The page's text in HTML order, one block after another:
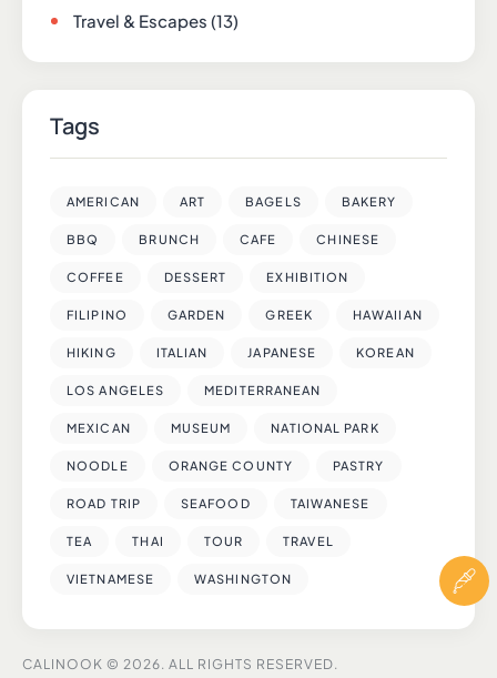
Travel & Escapes (13)
Tags
AMERICAN ART BAGELS BAKERY
BBQ BRUNCH CAFE CHINESE
COFFEE DESSERT EXHIBITION
FILIPINO GARDEN GREEK HAWAIIAN
HIKING ITALIAN JAPANESE KOREAN
LOS ANGELES MEDITERRANEAN
MEXICAN MUSEUM NATIONAL PARK
NOODLE ORANGE COUNTY PASTRY
ROAD TRIP SEAFOOD TAIWANESE
TEA THAI TOUR TRAVEL
VIETNAMESE WASHINGTON
CALINOOK © 2026. ALL RIGHTS RESERVED.